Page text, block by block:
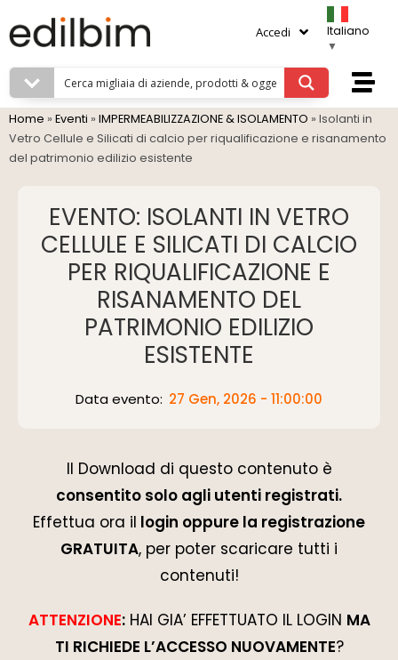
Accedi
Italiano
▼
Home » Eventi » IMPERMEABILIZZAZIONE & ISOLAMENTO » Isolanti in
Vetro Cellule e Silicati di calcio per riqualificazione e risanamento
del patrimonio edilizio esistente
EVENTO: ISOLANTI IN VETRO
CELLULE E SILICATI DI CALCIO
PER RIQUALIFICAZIONE E
RISANAMENTO DEL
PATRIMONIO EDILIZIO
ESISTENTE
Data evento: 27 Gen, 2026 - 11:00:00
Il Download di questo contenuto è
consentito solo agli utenti registrati.
Effettua ora il login oppure la registrazione
GRATUITA, per poter scaricare tutti i
contenuti!
ATTENZIONE:HAI GIA’ EFFETTUATO IL LOGIN MA
TI RICHIEDE L’ACCESSO NUOVAMENTE?